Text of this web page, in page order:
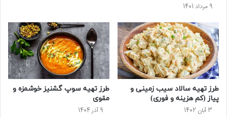
9 مرداد 1401
طرز تهیه سالاد سیب‌ زمینی و
پیاز (کم هزینه و فوری)
3 آبان 1402
طرز تهیه سوپ گشنیز خوشمزه و
مقوی
9 آذر 1404